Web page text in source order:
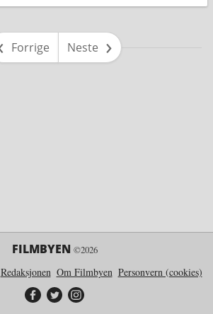
ForrigesideNesteside
FILMBYEN ©2026
Redaksjonen Om Filmbyen Personvern (cookies)
Filmbyen på Facebook
Filmbyen på Twitter
Filmbyen på Instagram